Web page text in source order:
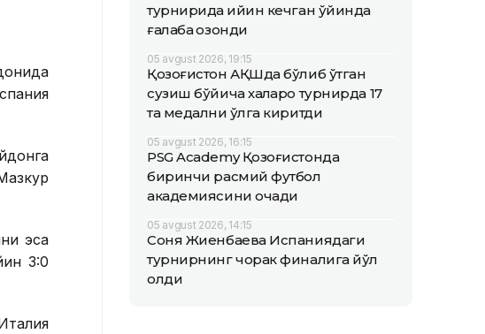
эса
3:0
турнирида қийин кечган ўйинда
ғалаба қозонди
05 avgust 2026, 19:15
Қозоғистон АҚШда бўлиб ўтган
сузиш бўйича халқаро турнирда 17
та медални қўлга киритди
05 avgust 2026, 16:15
PSG Academy Қозоғистонда
биринчи расмий футбол
академиясини очади
05 avgust 2026, 14:15
Соня Жиенбаева Испаниядаги
турнирнинг чорак финалига йўл
олди